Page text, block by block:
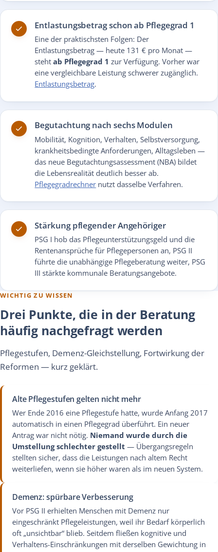
Entlastungsbetrag schon ab Pflegegrad 1
Eine der praktischsten Folgen: Der
Entlastungsbetrag — heute 131 € pro Monat —
stehtab Pflegegrad 1 zur Verfügung. Vorher war
eine vergleichbare Leistung schwerer zugänglich.
Entlastungsbetrag.
Begutachtung nach sechs Modulen
Mobilität, Kognition, Verhalten, Selbstversorgung,
krankheitsbedingte Anforderungen, Alltagsleben —
das neue Begutachtungsassessment (NBA) bildet
die Lebensrealität deutlich besser ab.
Pflegegradrechner nutzt dasselbe Verfahren.
Stärkung pflegender Angehöriger
PSG I hob das Pflegeunterstützungsgeld und die
Rentenansprüche für Pflegepersonen an, PSG II
führte die unabhängige Pflegeberatung weiter, PSG
III stärkte kommunale Beratungsangebote.
WICHTIG ZU WISSEN
Drei Punkte, die in der Beratung
häufig nachgefragt werden
Pflegestufen, Demenz-Gleichstellung, Fortwirkung der
Reformen — kurz geklärt.
Alte Pflegestufen gelten nicht mehr
Wer Ende 2016 eine Pflegestufe hatte, wurde Anfang 2017
automatisch in einen Pflegegrad überführt. Ein neuer
Antrag war nicht nötig. Niemand wurde durch die
Umstellung schlechter gestellt — Übergangsregeln
stellten sicher, dass die Leistungen nach altem Recht
weiterliefen, wenn sie höher waren als im neuen System.
Demenz: spürbare Verbesserung
Vor PSG II erhielten Menschen mit Demenz nur
eingeschränkt Pflegeleistungen, weil ihr Bedarf körperlich
oft „unsichtbar“ blieb. Seitdem fließen kognitive und
Verhaltens-Einschränkungen mit derselben Gewichtung in